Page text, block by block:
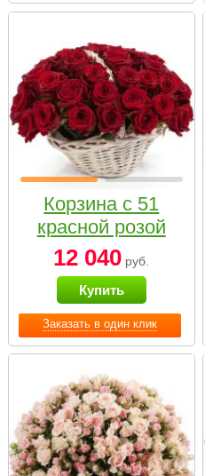
Заказать в один клик
Корзина с 51
красной розой
12 040 руб.
Купить